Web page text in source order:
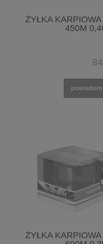
ŻYŁKA
450M
ŻYŁKA